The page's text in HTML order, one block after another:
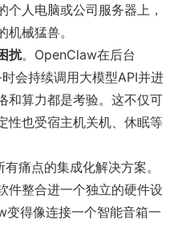
人电脑或公司服务器上，
械猛兽。
扰。OpenClaw在后台
会持续调用大模型API并进
和算力都是考验。这不仅可
性也受宿主机关机、休眠等
痛点的集成化解决方案。
件整合进一个独立的硬件设
得像连接一个智能音箱一